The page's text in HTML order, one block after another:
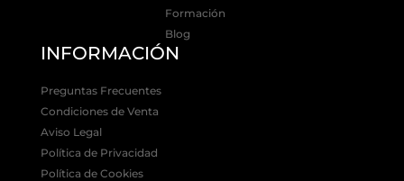
Formación
Blog
INFORMACIÓN
Preguntas Frecuentes
Condiciones de Venta
Aviso Legal
Política de Privacidad
Política de Cookies